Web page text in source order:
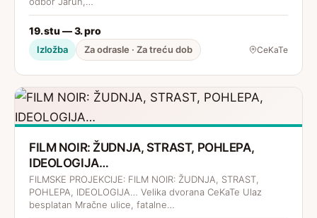
19. stu — 3. pro
Izložba Za odrasle · Za treću dob CeKaTe
FILM NOIR: ŽUDNJA, STRAST, POHLEPA,
IDEOLOGIJA…
FILMSKE PROJEKCIJE: FILM NOIR: ŽUDNJA, STRAST,
POHLEPA, IDEOLOGIJA… Velika dvorana CeKaTe Ulaz
besplatan Mračne ulice, fatalne…